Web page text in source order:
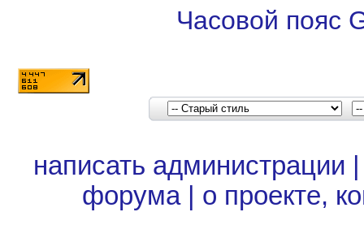
Часовой пояс
написать администрации
форума| о проекте,